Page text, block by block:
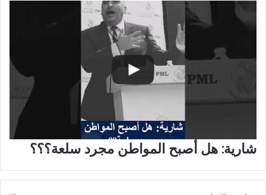
شارية: هل أصبح المواطن مجرد سلعة؟؟؟